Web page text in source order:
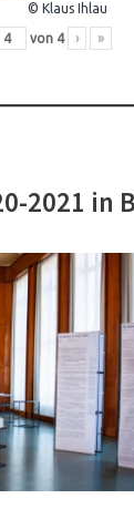
© Klaus Ihlau
von 4 › »
2021 in